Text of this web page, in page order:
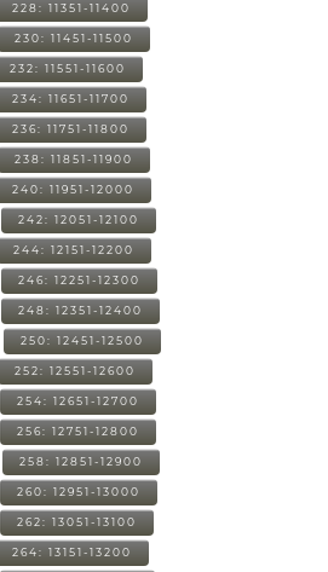
228: 11351-11400
230: 11451-11500
232: 11551-11600
234: 11651-11700
236: 11751-11800
238: 11851-11900
240: 11951-12000
242: 12051-12100
244: 12151-12200
246: 12251-12300
248: 12351-12400
250: 12451-12500
252: 12551-12600
254: 12651-12700
256: 12751-12800
258: 12851-12900
260: 12951-13000
262: 13051-13100
264: 13151-13200